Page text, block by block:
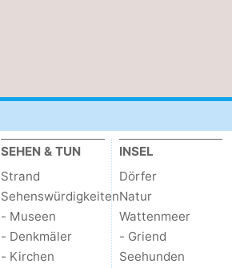
SEHEN & TUN
Strand
Sehenswürdigkeiten
- Museen
- Denkmäler
- Kirchen
INSEL
Dörfer
Natur
Wattenmeer
- Griend
Seehunden